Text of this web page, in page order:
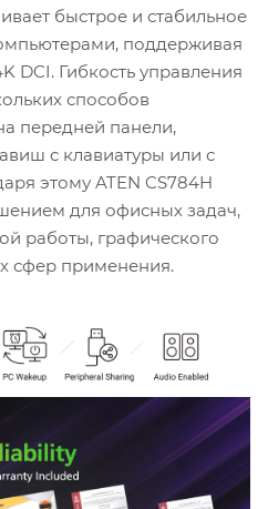
быстрое и стабильное
поддерживая
DCI. Гибкость управления
способов
передней панели,
с клавиатуры или с
этому ATEN CS784H
для офисных задач,
работы, графического
сфер применения.